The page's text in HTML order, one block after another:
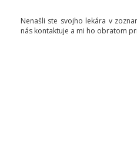
Nenašli ste svojho lekára v
nás kontaktuje a mi ho obratom